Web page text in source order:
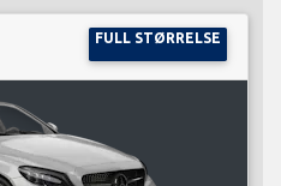
FULL STØRRELSE